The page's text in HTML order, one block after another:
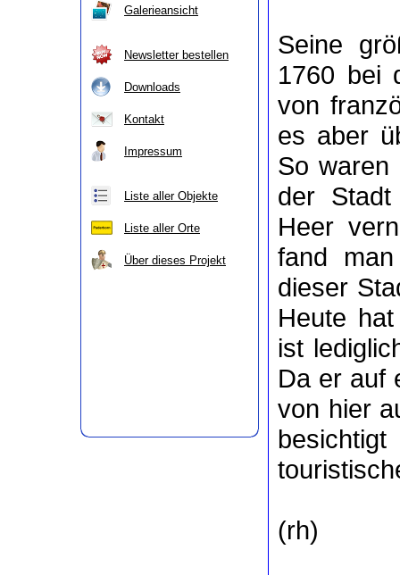
Galerieansicht
Newsletter bestellen
Downloads
Kontakt
Impressum
Liste aller Objekte
Liste aller Orte
Über dieses Projekt
Seine
1760 bei
von
es aber
So waren
der
Heer
fand
dieser
Heute
ist
Da er auf
von hier
(rh)